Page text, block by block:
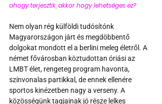
ahogy terjesztik, akkor hogy lehetséges ez?
Nem olyan rég külföldi tudósítónk
Magyarországon járt és megdöbbentő
dolgokat mondott el a berlini meleg életről. A
német fővárosban köztudottan óriási az
LMBT élet, rengeteg program havonta,
színvonalas partikkal, de ennek ellenére
sportos kinézetben nagy a verseny. A
közösségünk tagjainak jó része lelkes